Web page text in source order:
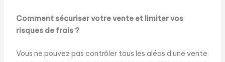
Comment sécuriser votre vente et limiter vos
risques de frais ?
Vous ne pouvez pas contrôler tous les aléas d’une vente